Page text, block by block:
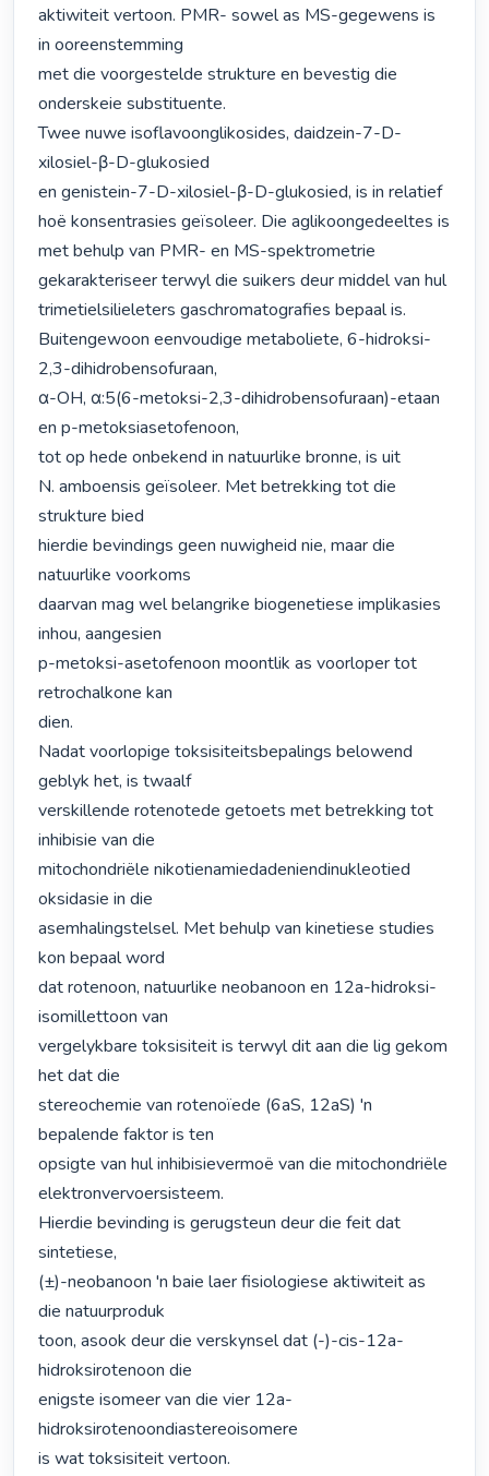
aktiwiteit vertoon. PMR- sowel as MS-gegewens is
in ooreenstemming
met die voorgestelde strukture en bevestig die
onderskeie substituente.
Twee nuwe isoflavoonglikosides, daidzein-7-D-
xilosiel-β-D-glukosied
en genistein-7-D-xilosiel-β-D-glukosied, is in relatief
hoë konsentrasies geïsoleer. Die aglikoongedeeltes is
met behulp van PMR- en MS-spektrometrie
gekarakteriseer terwyl die suikers deur middel van hul
trimetielsilieleters gaschromatografies bepaal is.
Buitengewoon eenvoudige metaboliete, 6-hidroksi-
2,3-dihidrobensofuraan,
α-OH, α:5(6-metoksi-2,3-dihidrobensofuraan)-etaan
en p-metoksiasetofenoon,
tot op hede onbekend in natuurlike bronne, is uit
N. amboensis geïsoleer. Met betrekking tot die
strukture bied
hierdie bevindings geen nuwigheid nie, maar die
natuurlike voorkoms
daarvan mag wel belangrike biogenetiese implikasies
inhou, aangesien
p-metoksi-asetofenoon moontlik as voorloper tot
retrochalkone kan
dien.
Nadat voorlopige toksisiteitsbepalings belowend
geblyk het, is twaalf
verskillende rotenotede getoets met betrekking tot
inhibisie van die
mitochondriële nikotienamiedadeniendinukleotied
oksidasie in die
asemhalingstelsel. Met behulp van kinetiese studies
kon bepaal word
dat rotenoon, natuurlike neobanoon en 12a-hidroksi-
isomillettoon van
vergelykbare toksisiteit is terwyl dit aan die lig gekom
het dat die
stereochemie van rotenoïede (6aS, 12aS) 'n
bepalende faktor is ten
opsigte van hul inhibisievermoë van die mitochondriële
elektronvervoersisteem.
Hierdie bevinding is gerugsteun deur die feit dat
sintetiese,
(±)-neobanoon 'n baie laer fisiologiese aktiwiteit as
die natuurproduk
toon, asook deur die verskynsel dat (-)-cis-12a-
hidroksirotenoon die
enigste isomeer van die vier 12a-
hidroksirotenoondiastereoisomere
is wat toksisiteit vertoon.